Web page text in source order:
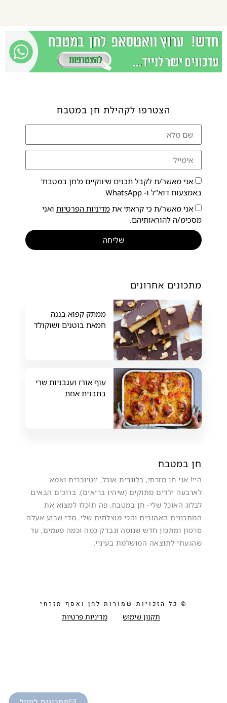
חן במטבח
היי! אני חן מזרחי, בלוגרית אוכל, יוטיוברית ואמא
לארבעה ילדים מתוקים (שיהיו בריאים). ברוכים הבאים
לבלוג האוכל שלי- חן במטבח. פה תוכלו למצוא את
המתכונים האהובים והכי מוצלחים שלי. מדי שבוע אעלה
סרטון ומתכון חדש שנוסה ונבדק כמה וכמה פעמים, עד
שהגעתי לתוצאה המושלמת בעיניי.
מתכונים אחרונים
ממתק קפוא בננה
חמאת בוטנים ושוקולד
עוף אורז ועגבניות שרי
בתבנית אחת
הצטרפו לקהילת חן במטבח
אני מאשר/ת לקבל תכנים שיווקיים מ'חן במטבח'
באמצעות דוא"ל ו- WhatsApp
אני מאשר/ת כי קראתי את מדיניות הפרטיות ואני
מסכימ/ה להוראותיהם.
שליחה
© כל הזכויות שמורות לחן ואסף מזרחי
תקנון שימוש מדיניות פרטיות